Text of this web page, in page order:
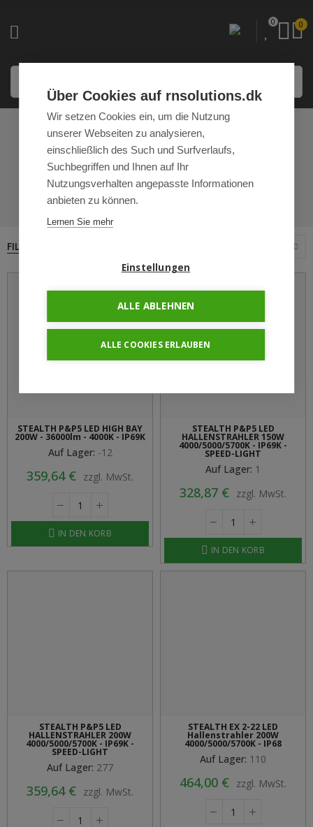
0 0
LED
HALLENSTRAHLER
STARTSEITE
FILTERN
STEALTH P&P5 LED HIGH BAY
200W - 36000lm - 4000K - IP69K
Auf Lager: -12
359,64 € zzgl. MwSt.
IN DEN KORB
STEALTH P&P5 LED
HALLENSTRAHLER 150W
4000/5000/5700K - IP69K -
SPEED-LIGHT
Auf Lager: 1
328,87 € zzgl. MwSt.
IN DEN KORB
STEALTH P&P5 LED
HALLENSTRAHLER 200W
4000/5000/5700K - IP69K -
SPEED-LIGHT
Auf Lager: 277
359,64 € zzgl. MwSt.
STEALTH EX 2-22 LED
Hallenstrahler 200W
4000/5000/5700K - IP68
Auf Lager: 110
464,00 € zzgl. MwSt.
Über Cookies auf rnsolutions.dk
Wir setzen Cookies ein, um die Nutzung
unserer Webseiten zu analysieren,
einschließlich des Such und Surfverlaufs,
Suchbegriffen und Ihnen auf Ihr
Nutzungsverhalten angepasste Informationen
anbieten zu können.
Lernen Sie mehr
Einstellungen
ALLE ABLEHNEN
ALLE COOKIES ERLAUBEN